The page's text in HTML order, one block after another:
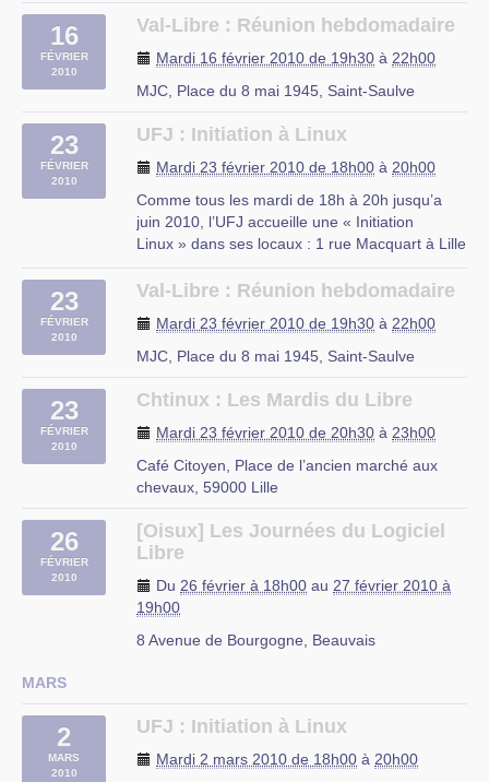
– Découverte des logiciels libres
– Installation d’une distribution Linux
– Le mode console
rue du Mal Assis, Lille
16
FÉVRIER
2010
Val-Libre : Réunion hebdomadaire
Mardi 16 février 2010 de 19h30 à 22h00
MJC, Place du 8 mai 1945, Saint-Saulve
23
FÉVRIER
2010
UFJ : Initiation à Linux
Mardi 23 février 2010 de 18h00 à 20h00
Comme tous les mardi de 18h à 20h jusqu’a
juin 2010, l’UFJ accueille une « Initiation
Linux » dans ses locaux : 1 rue Macquart à Lille
– Découverte des logiciels libres
– Installation d’une distribution Linux
– Le mode console
rue du Mal Assis, Lille
23
FÉVRIER
2010
Val-Libre : Réunion hebdomadaire
Mardi 23 février 2010 de 19h30 à 22h00
MJC, Place du 8 mai 1945, Saint-Saulve
23
FÉVRIER
2010
Chtinux : Les Mardis du Libre
Mardi 23 février 2010 de 20h30 à 23h00
Café Citoyen, Place de l’ancien marché aux
chevaux, 59000 Lille
26
FÉVRIER
2010
[Oisux] Les Journées du Logiciel
Libre
Du 26 février à 18h00 au 27 février 2010 à
19h00
8 Avenue de Bourgogne, Beauvais
MARS
2
MARS
2010
UFJ : Initiation à Linux
Mardi 2 mars 2010 de 18h00 à 20h00